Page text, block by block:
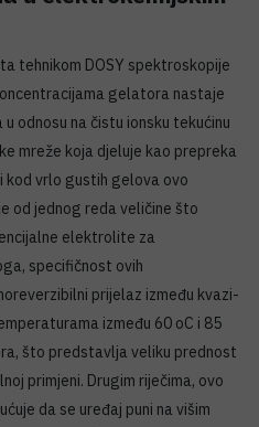
tehnikom DOSY spektroskopije
gelatora nastaje
odnosu na čistu ionsku tekućinu
mreže koja djeluje kao prepreka
kod vrlo gustih gelova ovo
od jednog reda veličine što
elektrolite za
specifičnost ovih
prijelaz između kvazi-
između 60 oC i 85
što predstavlja veliku prednost
primjeni. Drugim riječima, ovo
da se uređaj puni na višim